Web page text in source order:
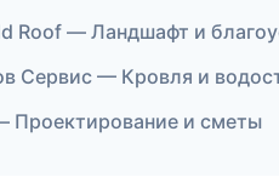
Roof — Ландшафт и
Сервис — Кровля и
Проектирование и сметы